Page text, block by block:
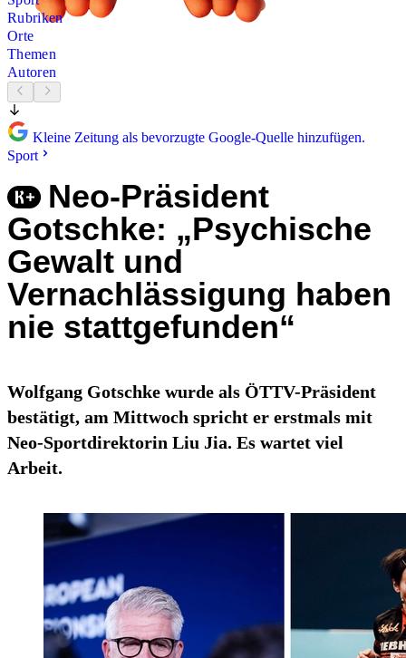
Rubriken
Orte
Themen
Autoren
Kleine Zeitung als bevorzugte Google-Quelle hinzufügen.
Sport
Neo-Präsident
Gotschke: „Psychische
Gewalt und
Vernachlässigung haben
nie stattgefunden“
Wolfgang Gotschke wurde als ÖTTV-Präsident
bestätigt, am Mittwoch spricht er erstmals mit
Neo-Sportdirektorin Liu Jia. Es wartet viel
Arbeit.